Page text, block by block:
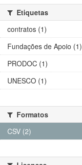
Etiquetas
contratos (1)
Fundações de Apoio (1)
PRODOC (1)
UNESCO (1)
Formatos
CSV (2)